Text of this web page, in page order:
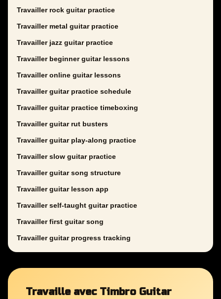
Travailler rock guitar practice
Travailler metal guitar practice
Travailler jazz guitar practice
Travailler beginner guitar lessons
Travailler online guitar lessons
Travailler guitar practice schedule
Travailler guitar practice timeboxing
Travailler guitar rut busters
Travailler guitar play-along practice
Travailler slow guitar practice
Travailler guitar song structure
Travailler guitar lesson app
Travailler self-taught guitar practice
Travailler first guitar song
Travailler guitar progress tracking
Travaille avec Timbro Guitar